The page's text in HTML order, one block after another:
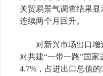
关贸易景气调查结果
连续两个月回升。
对新兴市场出口增
对共建“一带一路”国家
4.7% ，占进出口总值的